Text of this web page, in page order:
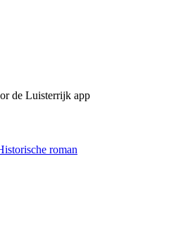
de Luisterrijk app
roman